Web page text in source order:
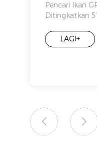
Pencari Ikan
Ditingkatkan
Sensitif serta
Papan
LAGI+